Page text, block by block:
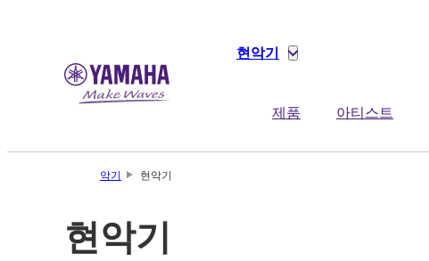
현악기
제품 아티스트
악기 현악기
현악기